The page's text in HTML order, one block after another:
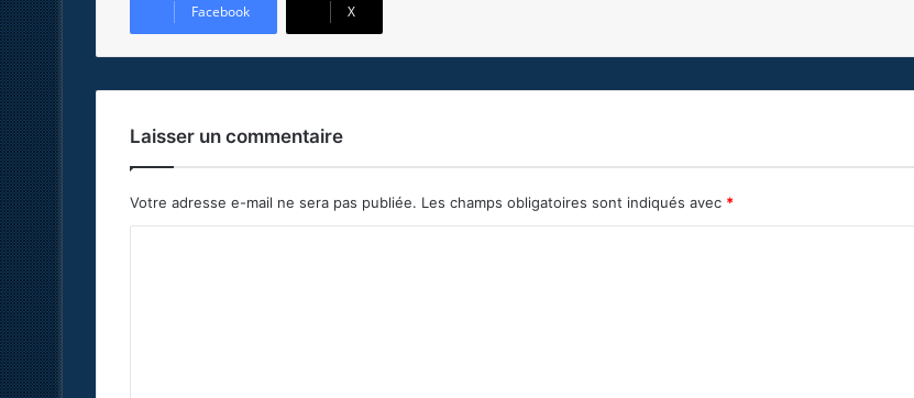
Facebook X
Laisser un commentaire
Votre adresse e-mail ne sera pas publiée. Les champs obligatoires sont indiqués avec *